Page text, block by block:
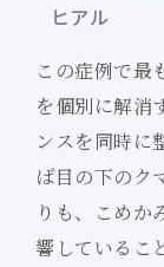
ヒアル
この症例で最
を個別に解消
ンスを同時に
ば目の下のク
りも、こめか
響しているこ